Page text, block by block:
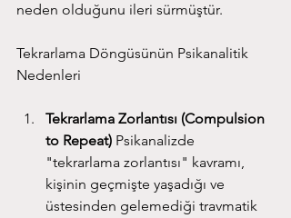
neden olduğunu ileri sürmüştür.
Tekrarlama Döngüsünün Psikanalitik
Nedenleri
Tekrarlama Zorlantısı (Compulsion
to Repeat) Psikanalizde
"tekrarlama zorlantısı" kavramı,
kişinin geçmişte yaşadığı ve
üstesinden gelemediği travmatik